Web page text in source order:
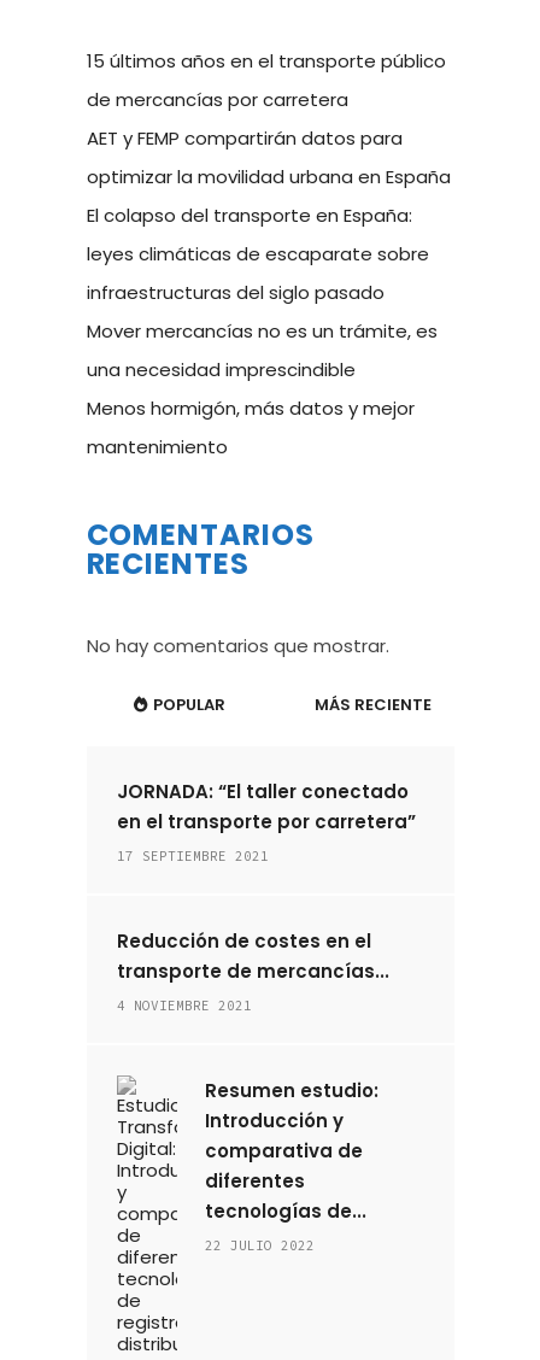
15 últimos años en el transporte público
de mercancías por carretera
AET y FEMP compartirán datos para
optimizar la movilidad urbana en España
El colapso del transporte en España:
leyes climáticas de escaparate sobre
infraestructuras del siglo pasado
Mover mercancías no es un trámite, es
una necesidad imprescindible
Menos hormigón, más datos y mejor
mantenimiento
COMENTARIOS
RECIENTES
No hay comentarios que mostrar.
POPULAR MÁS RECIENTE
JORNADA: “El taller conectado
en el transporte por carretera”
17 SEPTIEMBRE 2021
Reducción de costes en el
transporte de mercancías...
4 NOVIEMBRE 2021
Resumen estudio:
Introducción y
comparativa de
diferentes
tecnologías de...
22 JULIO 2022